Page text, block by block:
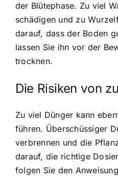
der Blütephase. Zu viel
schädigen und zu
darauf, dass der Boden
lassen Sie ihn vor der
trocknen.
Die Risiken von
Zu viel Dünger kann
führen. Überschüssiger
verbrennen und die
darauf, die richtige
folgen Sie den